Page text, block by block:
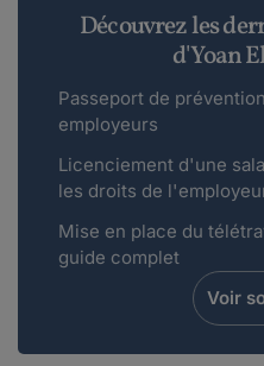
Bonjour, je travail de
dépot de presse, il
Découvrez les
d'Yoan
Passeport de
employeurs
Licenciement d'une
les droits de
Mise en place du
guide complet
Voir